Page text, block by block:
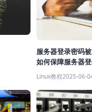
服务器登录密码
如何保障服务器
Linux教程2025-06-